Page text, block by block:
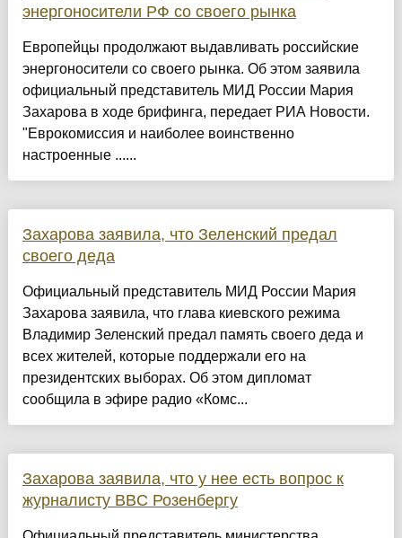
энергоносители РФ со своего рынка
Европейцы продолжают выдавливать российские
энергоносители со своего рынка. Об этом заявила
официальный представитель МИД России Мария
Захарова в ходе брифинга, передает РИА Новости.
"Еврокомиссия и наиболее воинственно
настроенные ......
Захарова заявила, что Зеленский предал
своего деда
Официальный представитель МИД России Мария
Захарова заявила, что глава киевского режима
Владимир Зеленский предал память своего деда и
всех жителей, которые поддержали его на
президентских выборах. Об этом дипломат
сообщила в эфире радио «Комс...
Захарова заявила, что у нее есть вопрос к
журналисту BBC Розенбергу